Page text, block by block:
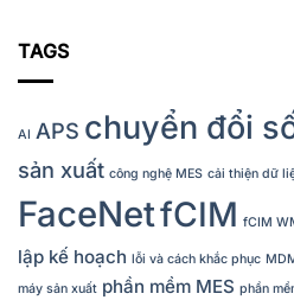
TAGS
AI APS chuyển đổi
sản xuất công nghệ MES cải thiện dữ
FaceNetfCIM fCIM
lập kế hoạch lỗi và cách khắc phục
máy sản xuất phần mềm MES phần